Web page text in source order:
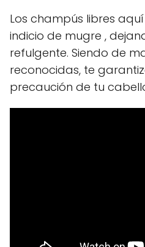
Los champús libres
indicio de mugre ,
refulgente. Siendo de
reconocidas, te
precaución de tu